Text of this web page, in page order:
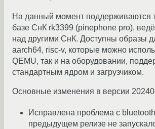
На данный момент поддерживаются
базе СнК rk3399 (pinephone pro),
над другими СнК. Доступны образы
aarch64, risc-v, которые можно
QEMU, так и на оборудовании,
стандартным ядром и загрузчиком.
Основные изменения в версии
Исправлена проблема с
предыдущем релизе не